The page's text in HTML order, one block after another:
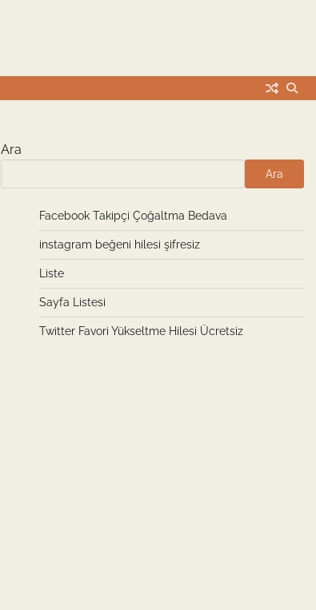
Ara
Ara
Facebook Takipçi Çoğaltma Bedava
instagram beğeni hilesi şifresiz
Liste
Sayfa Listesi
Twitter Favori Yükseltme Hilesi Ücretsiz